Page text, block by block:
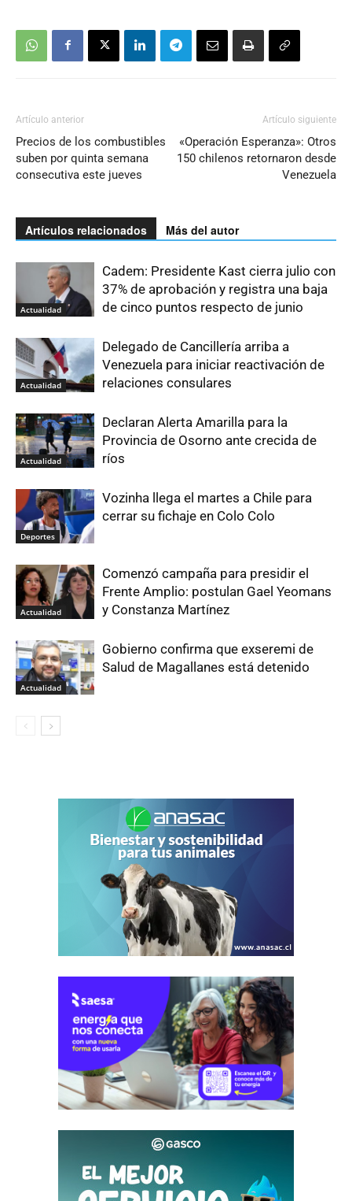
Artículo anterior
Precios de los combustibles
suben por quinta semana
consecutiva este jueves
Artículo siguiente
«Operación Esperanza»: Otros
150 chilenos retornaron desde
Venezuela
Artículos relacionados Más del autor
Actualidad
Cadem: Presidente Kast cierra julio con
37% de aprobación y registra una baja
de cinco puntos respecto de junio
Actualidad
Delegado de Cancillería arriba a
Venezuela para iniciar reactivación de
relaciones consulares
Actualidad
Declaran Alerta Amarilla para la
Provincia de Osorno ante crecida de
ríos
Deportes
Vozinha llega el martes a Chile para
cerrar su fichaje en Colo Colo
Actualidad
Comenzó campaña para presidir el
Frente Amplio: postulan Gael Yeomans
y Constanza Martínez
Actualidad
Gobierno confirma que exseremi de
Salud de Magallanes está detenido